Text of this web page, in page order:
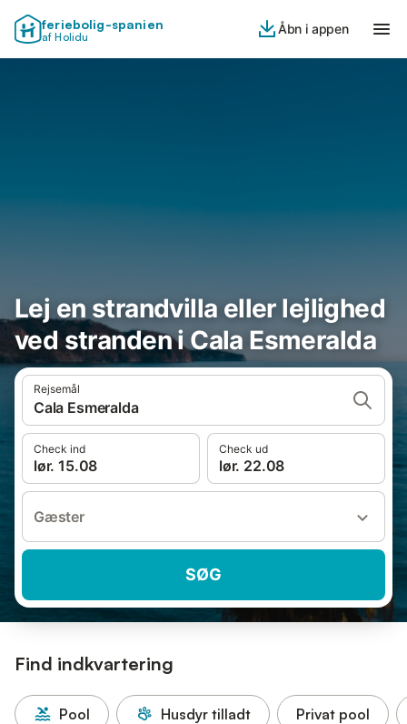
feriebolig-spanien
af Holidu
Åbn i appen
Lej en strandvilla eller lejlighed
ved stranden i Cala Esmeralda
Rejsemål
Cala Esmeralda
Check ind
lør. 15.08
Check ud
lør. 22.08
Gæster
SØG
Find indkvartering
Pool Husdyr tilladt Privat pool